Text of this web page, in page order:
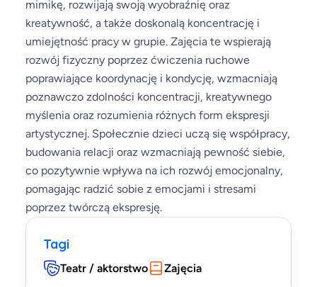
mimikę, rozwijają swoją wyobraźnię oraz
kreatywność, a także doskonalą koncentrację i
umiejętność pracy w grupie. Zajęcia te wspierają
rozwój fizyczny poprzez ćwiczenia ruchowe
poprawiające koordynację i kondycję, wzmacniają
poznawczo zdolności koncentracji, kreatywnego
myślenia oraz rozumienia różnych form ekspresji
artystycznej. Społecznie dzieci uczą się współpracy,
budowania relacji oraz wzmacniają pewność siebie,
co pozytywnie wpływa na ich rozwój emocjonalny,
pomagając radzić sobie z emocjami i stresami
poprzez twórczą ekspresję.
Tagi
Teatr / aktorstwo Zajęcia